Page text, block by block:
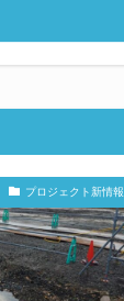
プロジェクト新情報